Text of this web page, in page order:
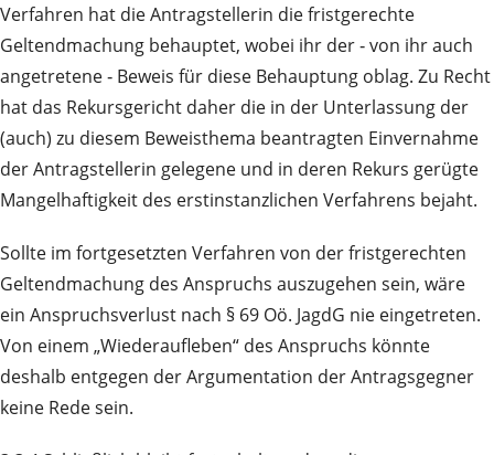
Verfahren hat die Antragstellerin die fristgerechte
Geltendmachung behauptet, wobei ihr der ‑ von ihr auch
angetretene ‑ Beweis für diese Behauptung oblag. Zu Recht
hat das Rekursgericht daher die in der Unterlassung der
(auch) zu diesem Beweisthema beantragten Einvernahme
der Antragstellerin gelegene und in deren Rekurs gerügte
Mangelhaftigkeit des erstinstanzlichen Verfahrens bejaht.
Sollte im fortgesetzten Verfahren von der fristgerechten
Geltendmachung des Anspruchs auszugehen sein, wäre
ein Anspruchsverlust nach § 69 Oö. JagdG nie eingetreten.
Von einem „Wiederaufleben“ des Anspruchs könnte
deshalb entgegen der Argumentation der Antragsgegner
keine Rede sein.